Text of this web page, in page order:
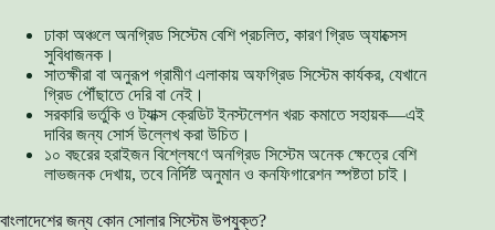
ঢাকা অঞ্চলে অনগ্রিড সিস্টেম বেশি প্রচলিত, কারণ গ্রিড অ্যাক্সেস
সুবিধাজনক।
সাতক্ষীরা বা অনুরূপ গ্রামীণ এলাকায় অফগ্রিড সিস্টেম কার্যকর, যেখানে
গ্রিড পৌঁছাতে দেরি বা নেই।
সরকারি ভর্তুকি ও ট্যাক্স ক্রেডিট ইনস্টলেশন খরচ কমাতে সহায়ক—এই
দাবির জন্য সোর্স উল্লেখ করা উচিত।
১০ বছরের হরাইজন বিশ্লেষণে অনগ্রিড সিস্টেম অনেক ক্ষেত্রে বেশি
লাভজনক দেখায়, তবে নির্দিষ্ট অনুমান ও কনফিগারেশন স্পষ্টতা চাই।
বাংলাদেশের জন্য কোন সোলার সিস্টেম উপযুক্ত?